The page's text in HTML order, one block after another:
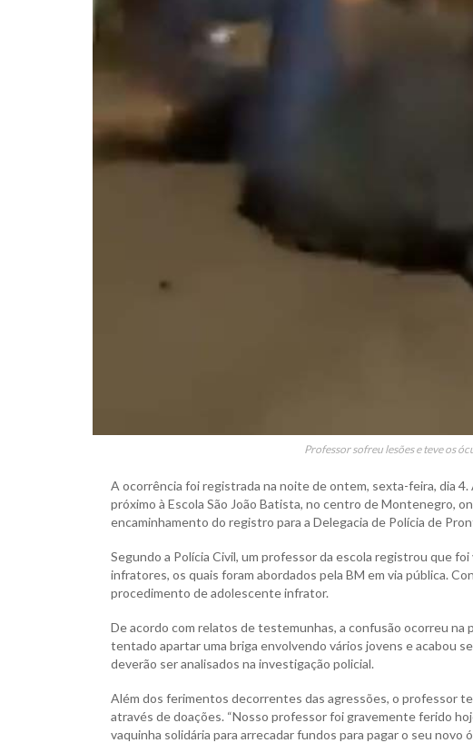
Professor sofreu lesões e teve os
A ocorrência foi registrada na noite de ontem, sexta-feira, dia
próximo à Escola São João Batista, no centro de Montenegro,
encaminhamento do registro para a Delegacia de Polícia de
Segundo a Polícia Civil, um professor da escola registrou que
infratores, os quais foram abordados pela BM em via pública.
procedimento de adolescente infrator.
De acordo com relatos de testemunhas, a confusão ocorreu
tentado apartar uma briga envolvendo vários jovens e acabou
deverão ser analisados na investigação policial.
Além dos ferimentos decorrentes das agressões, o professor
através de doações. “Nosso professor foi gravemente ferido
vaquinha solidária para arrecadar fundos para pagar o seu